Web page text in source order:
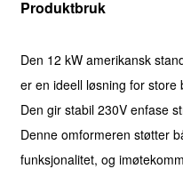
Produktbruk
Den 12 kW amerikansk
er en ideell løsning for store
Den gir stabil 230V enfase
Denne omformeren støtter
funksjonalitet, og